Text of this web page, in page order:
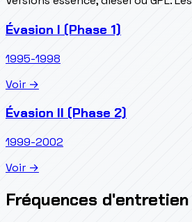
Évasion I (Phase 1)
1995-1998
Voir →
Évasion II (Phase 2)
1999-2002
Voir →
Fréquences